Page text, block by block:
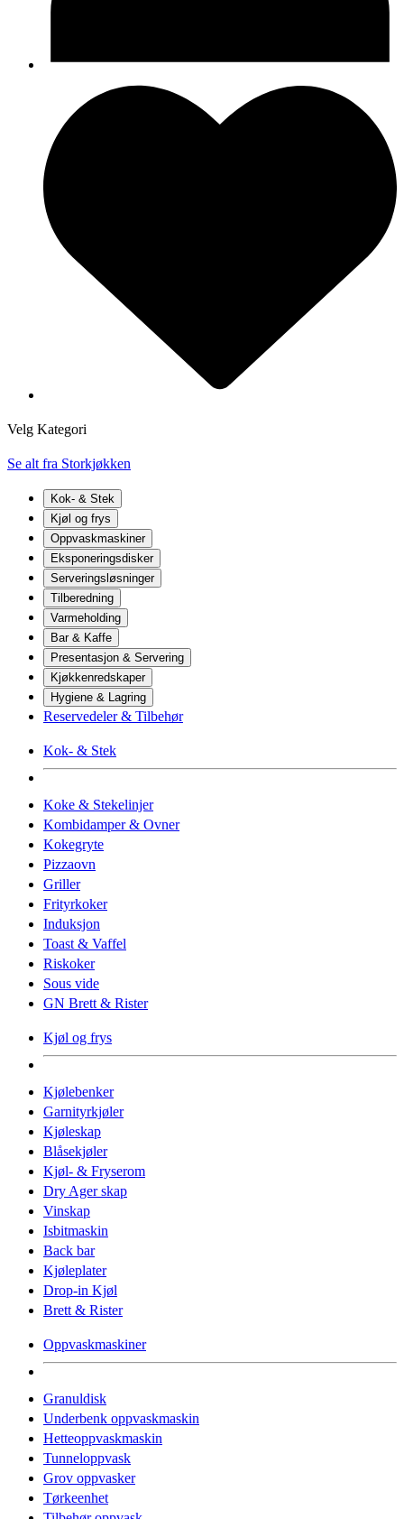
Velg Kategori
Se alt fra Storkjøkken
Kok- & Stek
Kjøl og frys
Oppvaskmaskiner
Eksponeringsdisker
Serveringsløsninger
Tilberedning
Varmeholding
Bar & Kaffe
Presentasjon & Servering
Kjøkkenredskaper
Hygiene & Lagring
Reservedeler & Tilbehør
Kok- & Stek
Koke & Stekelinjer
Kombidamper & Ovner
Kokegryte
Pizzaovn
Griller
Frityrkoker
Induksjon
Toast & Vaffel
Riskoker
Sous vide
GN Brett & Rister
Kjøl og frys
Kjølebenker
Garnityrkjøler
Kjøleskap
Blåsekjøler
Kjøl- & Fryserom
Dry Ager skap
Vinskap
Isbitmaskin
Back bar
Kjøleplater
Drop-in Kjøl
Brett & Rister
Oppvaskmaskiner
Granuldisk
Underbenk oppvaskmaskin
Hetteoppvaskmaskin
Tunneloppvask
Grov oppvasker
Tørkeenhet